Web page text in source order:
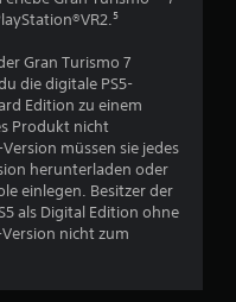
r
u
n
g
n
Gran Turismo 7
die digitale PS5-
Edition zu einem
Produkt nicht
müssen sie jedes
herunterladen oder
einlegen. Besitzer der
als Digital Edition ohne
nicht zum